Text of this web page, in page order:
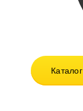
Каталог